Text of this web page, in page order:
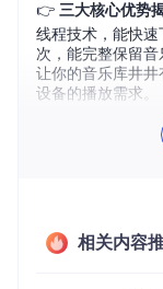
👉 三大核心优势
线程技术，能快
次，能完整保留音
让你的音乐库井
设备的播放需求。
零基础上手流
下命令进行安装：
相关内容